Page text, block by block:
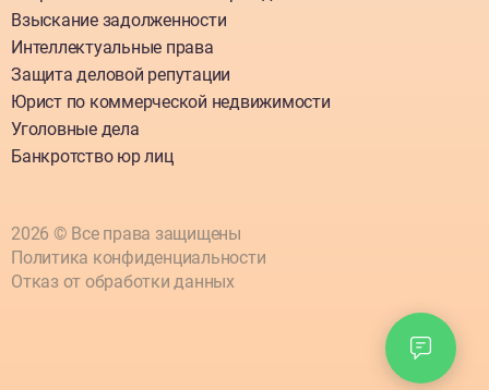
Взыскание задолженности
Интеллектуальные права
Защита деловой репутации
Юрист по коммерческой недвижимости
Уголовные дела
Банкротство юр лиц
2026 © Все права защищены
Политика конфиденциальности
Отказ от обработки данных